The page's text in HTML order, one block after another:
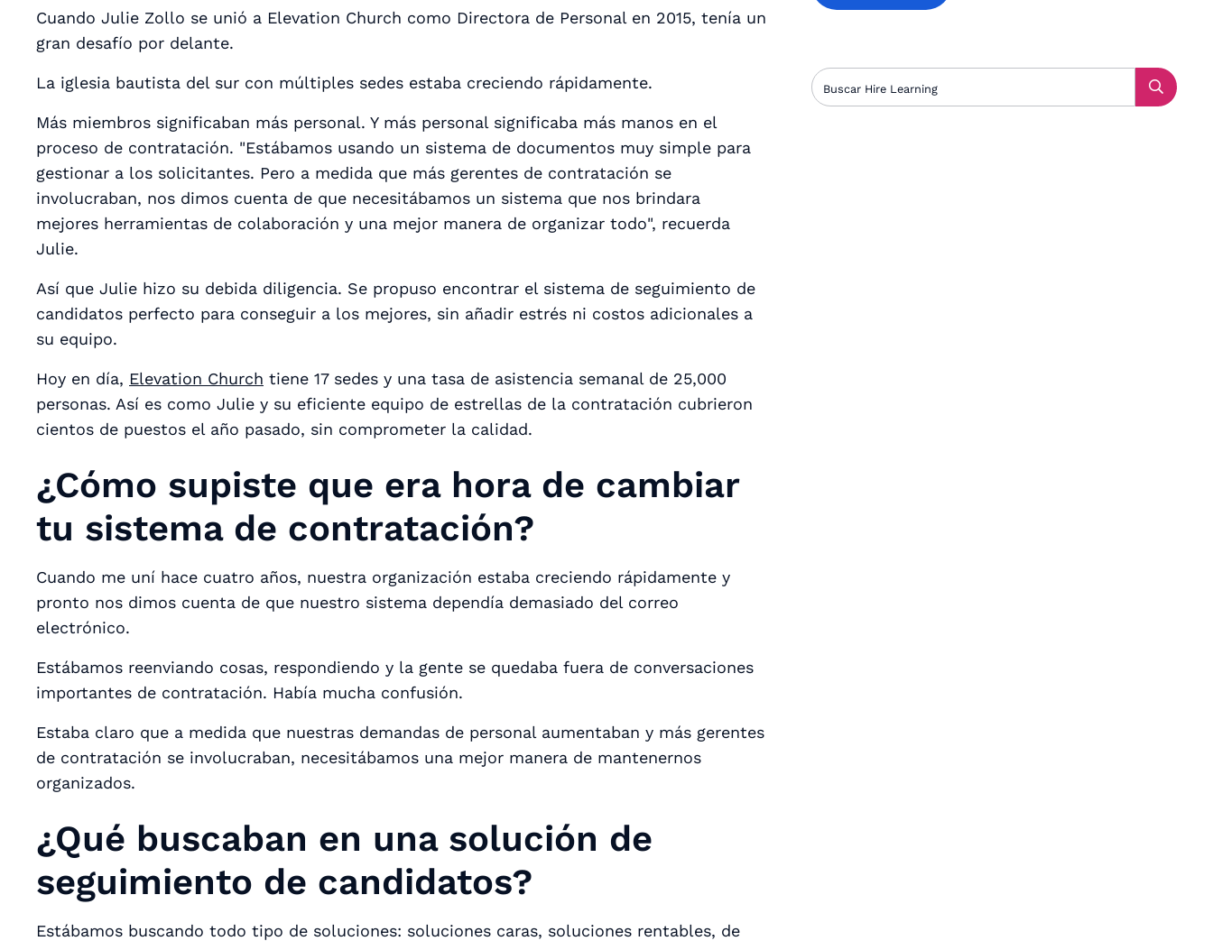
Cuando Julie Zollo se unió a Elevation Church como Directora de Personal en 2015, tenía un
gran desafío por delante.
La iglesia bautista del sur con múltiples sedes estaba creciendo rápidamente.
Más miembros significaban más personal. Y más personal significaba más manos en el
proceso de contratación. "Estábamos usando un sistema de documentos muy simple para
gestionar a los solicitantes. Pero a medida que más gerentes de contratación se
involucraban, nos dimos cuenta de que necesitábamos un sistema que nos brindara
mejores herramientas de colaboración y una mejor manera de organizar todo", recuerda
Julie.
Así que Julie hizo su debida diligencia. Se propuso encontrar el sistema de seguimiento de
candidatos perfecto para conseguir a los mejores, sin añadir estrés ni costos adicionales a
su equipo.
Hoy en día, Elevation Church tiene 17 sedes y una tasa de asistencia semanal de 25,000
personas. Así es como Julie y su eficiente equipo de estrellas de la contratación cubrieron
cientos de puestos el año pasado, sin comprometer la calidad.
¿Cómo supiste que era hora de cambiar
tu sistema de contratación?
Cuando me uní hace cuatro años, nuestra organización estaba creciendo rápidamente y
pronto nos dimos cuenta de que nuestro sistema dependía demasiado del correo
electrónico.
Estábamos reenviando cosas, respondiendo y la gente se quedaba fuera de conversaciones
importantes de contratación. Había mucha confusión.
Estaba claro que a medida que nuestras demandas de personal aumentaban y más gerentes
de contratación se involucraban, necesitábamos una mejor manera de mantenernos
organizados.
¿Qué buscaban en una solución de
seguimiento de candidatos?
Estábamos buscando todo tipo de soluciones: soluciones caras, soluciones rentables, de